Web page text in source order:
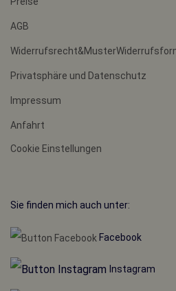
AGB
Privatsphäre und Datenschutz
Impressum
Anfahrt
Cookie Einstellungen
Sie finden mich auch unter:
Facebook
Instagram